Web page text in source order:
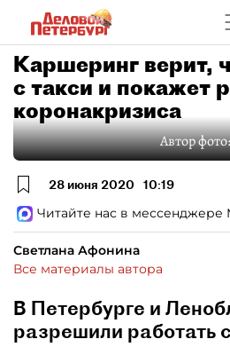
Каршеринг верит,
с такси и покажет
коронакризиса
Автор
28 июня 2020 10:19
Читайте нас в мессенджере
Светлана Афонина
Все материалы автора
В Петербурге и
разрешили работать